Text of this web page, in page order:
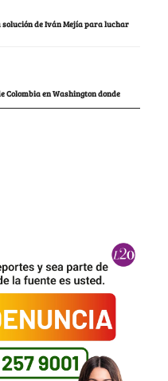
de Iván Mejía para luchar
Colombia en Washington donde